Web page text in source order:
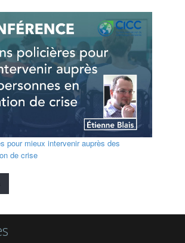
pour mieux intervenir auprès des
de crise